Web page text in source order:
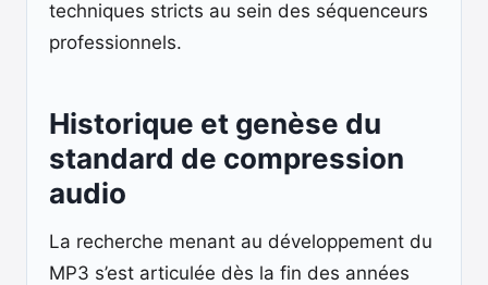
techniques stricts au sein des séquenceurs
professionnels.
Historique et genèse du
standard de compression
audio
La recherche menant au développement du
MP3 s’est articulée dès la fin des années